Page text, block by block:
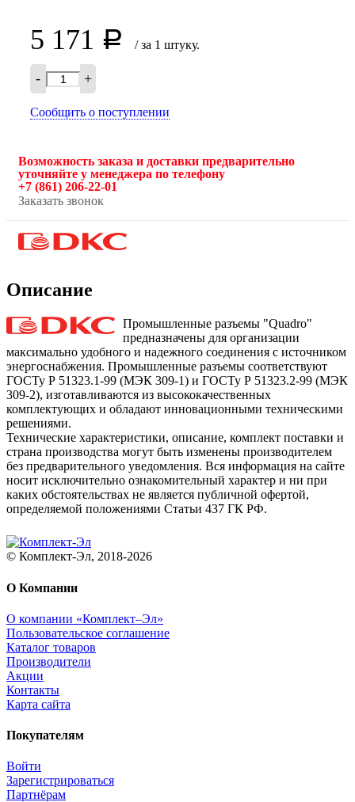
5 171 Р / за 1 штуку.
- +
Сообщить о поступлении
Возможность заказа и доставки предварительно
уточняйте у менеджера по телефону
+7 (861) 206-22-01
Заказать звонок
Описание
Промышленные разъемы "Quadro"
предназначены для организации
максимально удобного и надежного соединения с источником
энергоснабжения. Промышленные разъемы соответствуют
ГОСТу Р 51323.1-99 (МЭК 309-1) и ГОСТу Р 51323.2-99 (МЭК
309-2), изготавливаются из высококачественных
комплектующих и обладают инновационными техническими
решениями.
Технические характеристики, описание, комплект поставки и
страна производства могут быть изменены производителем
без предварительного уведомления. Вся информация на сайте
носит исключительно ознакомительный характер и ни при
каких обстоятельствах не является публичной офертой,
определяемой положениями Статьи 437 ГК РФ.
© Комплект-Эл, 2018-2026
О Компании
О компании «Комплект–Эл»
Пользовательское соглашение
Каталог товаров
Производители
Акции
Контакты
Карта сайта
Покупателям
Войти
Зарегистрироваться
Партнёрам